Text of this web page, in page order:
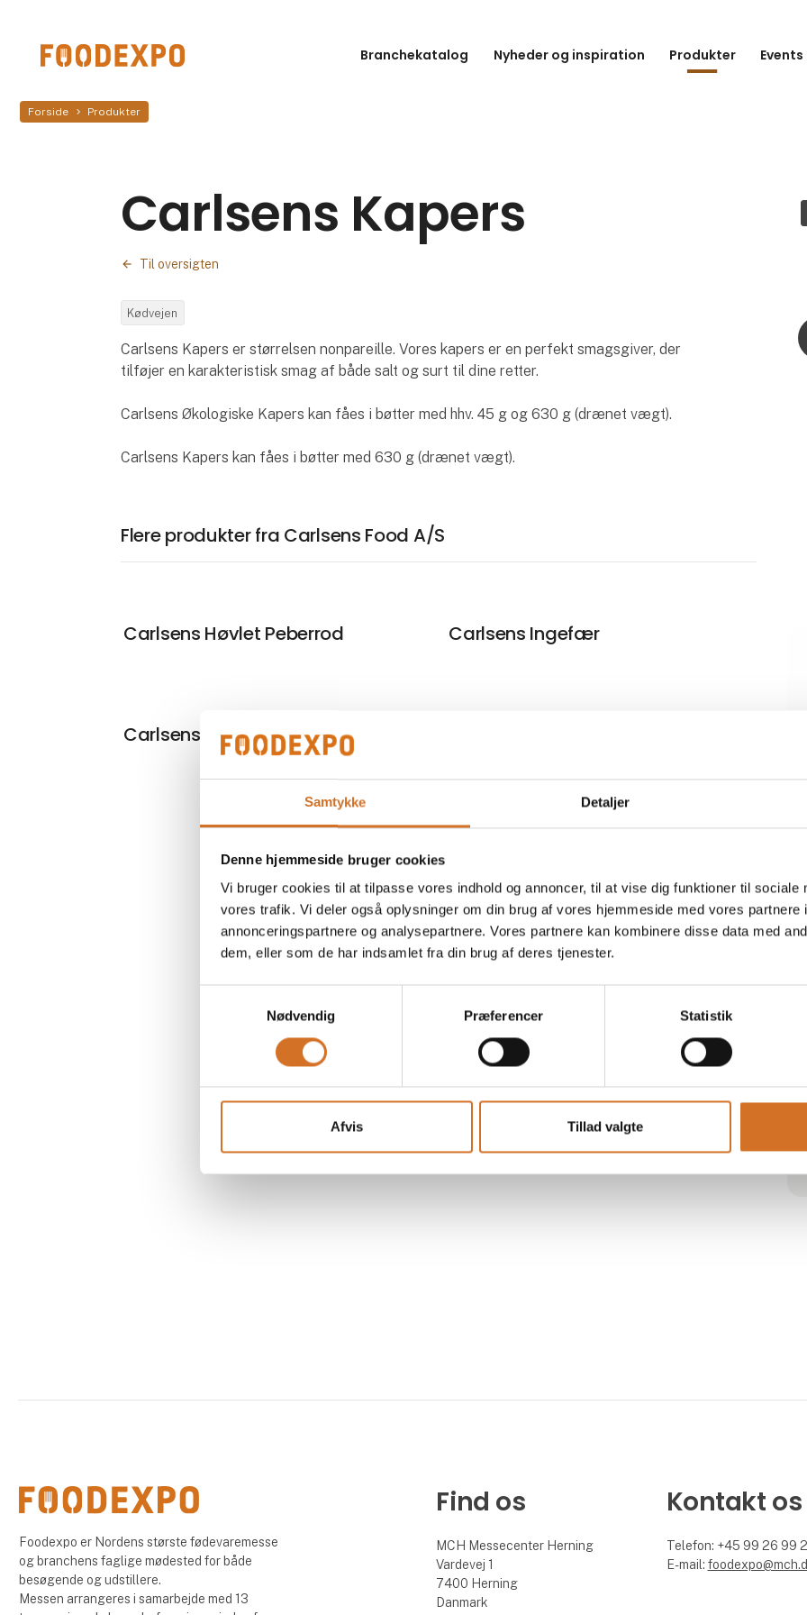
Samtykke Detaljer
Denne hjemmeside bruger cookies
Vi bruger cookies til at tilpasse vores indhold og annoncer, til at vise dig funktioner til sociale
vores trafik. Vi deler også oplysninger om din brug af vores hjemmeside med vores partnere
annonceringspartnere og analysepartnere. Vores partnere kan kombinere disse data med
dem, eller som de har indsamlet fra din brug af deres tjenester.
Nødvendig
Præferencer Statistik
Afvis Tillad valgte
Branchekatalog Nyheder og inspiration Produkter
Forside Produkter
Carlsens Kapers
Til oversigten
Kødvejen
Carlsens Kapers er størrelsen nonpareille. Vores kapers er en perfekt smagsgiver, der
tilføjer en karakteristisk smag af både salt og surt til dine retter.
Carlsens Økologiske Kapers kan fåes i bøtter med hhv. 45 g og 630 g (drænet vægt).
Carlsens Kapers kan fåes i bøtter med 630 g (drænet vægt).
Flere produkter fra Carlsens Food A/S
Carlsens Høvlet Peberrod Carlsens Ingefær
Carlsens Fintrevet Peberrod
Foodexpo er Nordens største fødevaremesse
og branchens faglige mødested for både
besøgende og udstillere.
Messen arrangeres i samarbejde med 13
Find os
MCH Messecenter Herning
Vardevej 1
7400 Herning
Danmark
Kontakt os
Telefon: +45 99 26 99
E-mail: